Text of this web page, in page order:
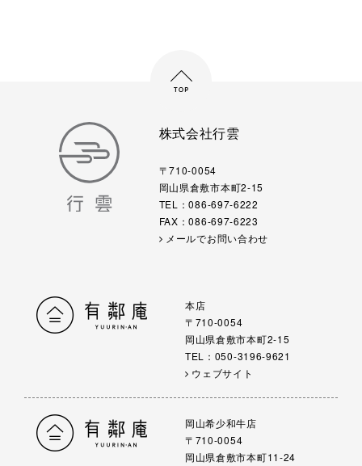
株式会社行雲
〒710-0054
岡山県倉敷市本町2-15
TEL：086-697-6222
FAX：086-697-6223
メールでお問い合わせ
本店
〒710-0054
岡山県倉敷市本町2-15
TEL：050-3196-9621
ウェブサイト
岡山希少和牛店
〒710-0054
岡山県倉敷市本町11-24